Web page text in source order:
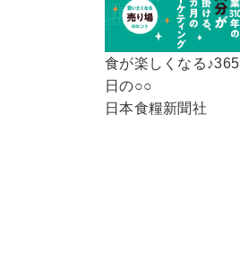
食が楽しくなる♪365
日の○○
日本食糧新聞社